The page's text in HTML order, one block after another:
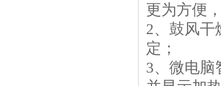
更为方便
2、鼓风干
定；
3、微电脑